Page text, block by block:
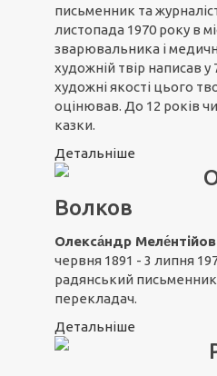
письменник та
листопада 1970 року в
зварювальника і
художній твір написав у
художні якості цього
оцінював. До 12 років
казки.
Детальніше
Волков
Олекса́ндр
червня 1891 - 3 липня
радянський
перекладач.
Детальніше